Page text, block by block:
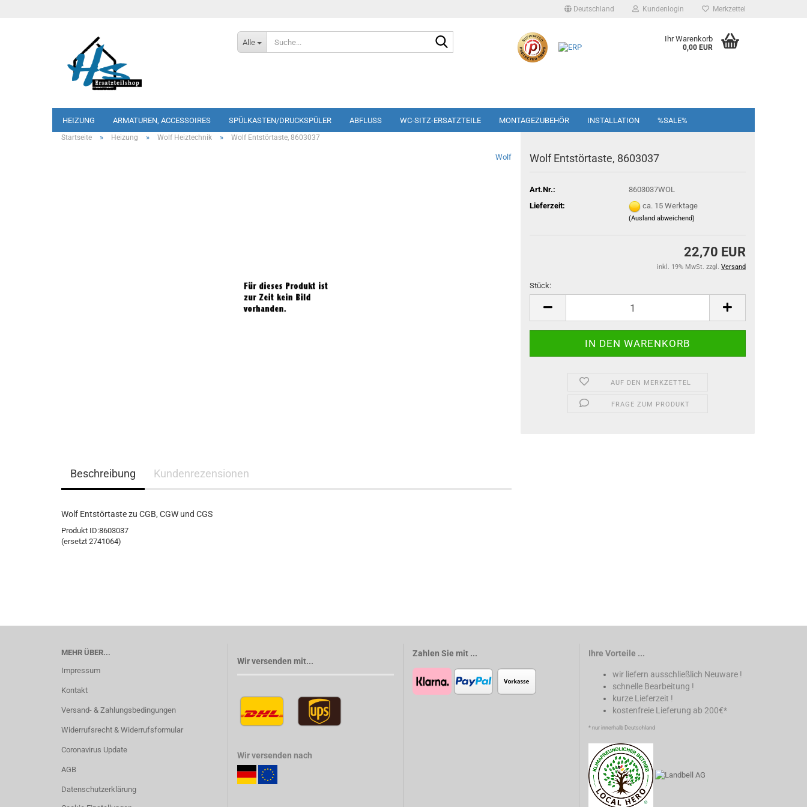
Deutschland Kundenlogin Merkzettel
Alle Ihr Warenkorb
0,00 EUR
HEIZUNG ARMATUREN, ACCESSOIRES SPÜLKASTEN/DRUCKSPÜLER ABFLUSS WC-SITZ-ERSATZTEILE MONTAGEZUBEHÖR INSTALLATION %SALE%
Startseite » Heizung » Wolf Heiztechnik » Wolf Entstörtaste, 8603037
Wolf Wolf Entstörtaste, 8603037
Art.Nr.:
8603037WOL
Lieferzeit:
ca. 15 Werktage
(Ausland abweichend)
22,70 EUR
inkl. 19% MwSt. zzgl. Versand
Stück:
Stück
AUF DEN MERKZETTEL
FRAGE ZUM PRODUKT
Beschreibung Kundenrezensionen
Wolf Entstörtaste zu CGB, CGW und CGS
Produkt ID:8603037
(ersetzt 2741064)
MEHR ÜBER...
Impressum
Kontakt
Versand- & Zahlungsbedingungen
Widerrufsrecht & Widerrufsformular
Coronavirus Update
AGB
Datenschutzerklärung
Wir versenden mit...
Wir versenden nach
Zahlen Sie mit ... Ihre Vorteile ...
wir liefern ausschließlich Neuware !
schnelle Bearbeitung !
kurze Lieferzeit !
kostenfreie Lieferung ab 200€*
* nur innerhalb Deutschland